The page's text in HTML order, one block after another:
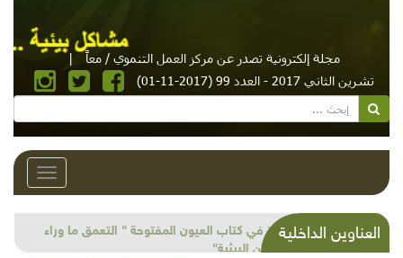
مجلة إلكترونية تصدر عن مركز العمل التنموي / معاً
|
تشرين الثاني 2017 - العدد 99 (2017-11-01)
Toggle
العناوين الداخلية
بحلول 2022 سيكون هناك 50 طرازا جديدا من
السيارات الكهربائية مطروحة في الأسواق للبيع